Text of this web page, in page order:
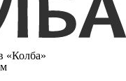
«Колба»